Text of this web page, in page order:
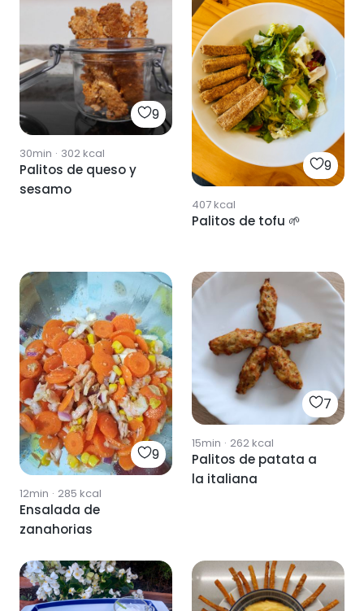
9
30min · 302kcal
Palitos de queso y
sesamo
9
407kcal
Palitos de tofu 🌱
9
12min · 285 kcal
Ensalada de
zanahorias
7
15min · 262kcal
Palitos de patata a
la italiana